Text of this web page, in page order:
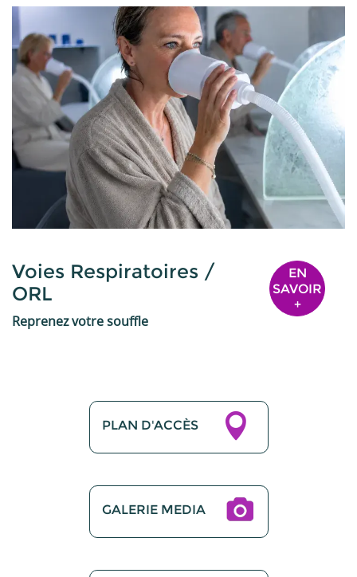
Voies Respiratoires /
ORL
Reprenez votre souffle
EN
SAVOIR
+
PLAN D'ACCÈS
GALERIE MEDIA